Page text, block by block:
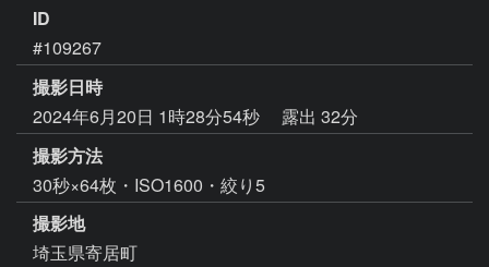
ID
#109267
撮影日時
2024年6月20日 1時28分54秒
露出 32分
撮影方法
30秒×64枚・ISO1600・絞り5
撮影地
埼玉県寄居町